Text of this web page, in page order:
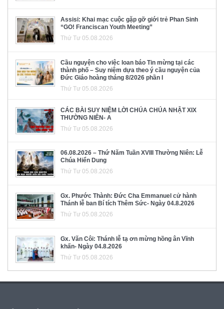
Assisi: Khai mạc cuộc gặp gỡ giới trẻ Phan Sinh
“GO! Franciscan Youth Meeting”
Thứ Tư 05.08.2026
Cầu nguyện cho việc loan báo Tin mừng tại các
thành phố – Suy niệm dựa theo ý cầu nguyện của
Đức Giáo hoàng tháng 8/2026 phần I
Thứ Tư 05.08.2026
CÁC BÀI SUY NIỆM LỜI CHÚA CHÚA NHẬT XIX
THƯỜNG NIÊN- A
Thứ Tư 05.08.2026
06.08.2026 – Thứ Năm Tuần XVIII Thường Niên: Lễ
Chúa Hiển Dung
Thứ Tư 05.08.2026
Gx. Phước Thành: Đức Cha Emmanuel cử hành
Thánh lễ ban Bí tích Thêm Sức- Ngày 04.8.2026
Thứ Tư 05.08.2026
Gx. Văn Côi: Thánh lễ tạ ơn mừng hồng ân Vĩnh
khấn- Ngày 04.8.2026
Thứ Tư 05.08.2026